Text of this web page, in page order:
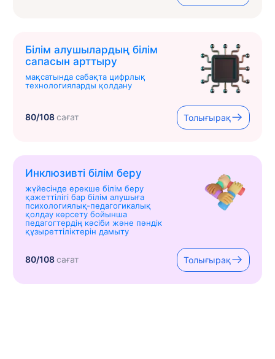
Білім алушылардың білім
сапасын арттыру
мақсатында сабақта цифрлық
технологияларды қолдану
80/108сағат Толығырақ
Инклюзивті білім беру
жүйесінде ерекше білім беру
қажеттілігі бар білім алушыға
психологиялық-педагогикалық
қолдау көрсету бойынша
педагогтердің кәсіби және пәндік
құзыреттіліктерін дамыту
80/108сағат Толығырақ